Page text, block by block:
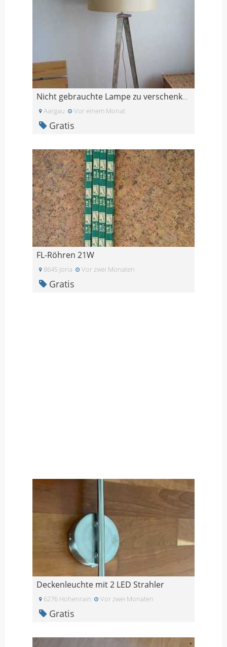
Nicht gebrauchte Lampe zu verschenken
Aargau Vor einem Monat
Gratis
FL-Röhren 21W
8645 Jona Vor zwei Monaten
Gratis
Deckenleuchte mit 2 LED Strahler
6276 Hohenrain Vor zwei Monaten
Gratis